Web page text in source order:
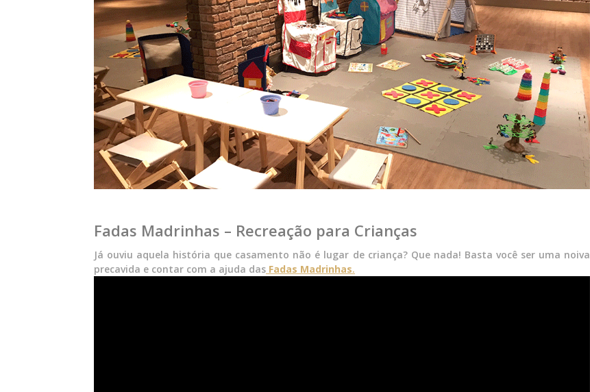
Fadas Madrinhas – Recreação para Crianças
Já ouviu aquela história que casamento não é lugar de criança? Que nada! Basta você ser uma noiva
precavida e contar com a ajuda das Fadas Madrinhas.